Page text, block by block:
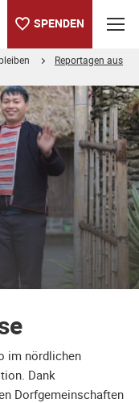
SPENDEN
Reportagen aus
im nördlichen
Dank
Dorfgemeinschaften